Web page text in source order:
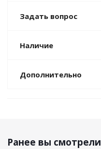
Задать вопрос
Наличие
Дополнительно
Ранее вы смотрели